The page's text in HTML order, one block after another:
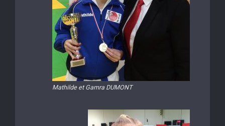
Mathilde et Gamra DUMONT